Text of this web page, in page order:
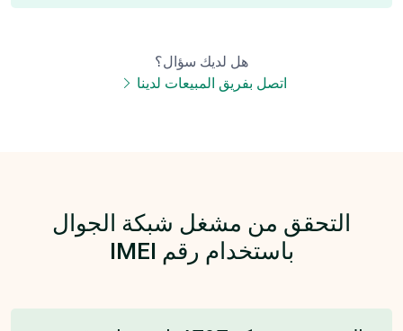
هل لديك سؤال؟
اتصل بفريق المبيعات لدينا
التحقق من مشغل شبكة الجوال
باستخدام رقم IMEI